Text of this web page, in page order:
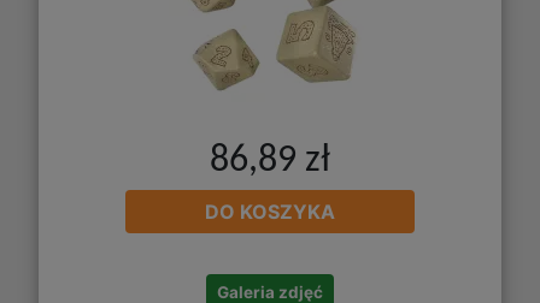
86,89 zł
DO KOSZYKA
Galeria zdjęć